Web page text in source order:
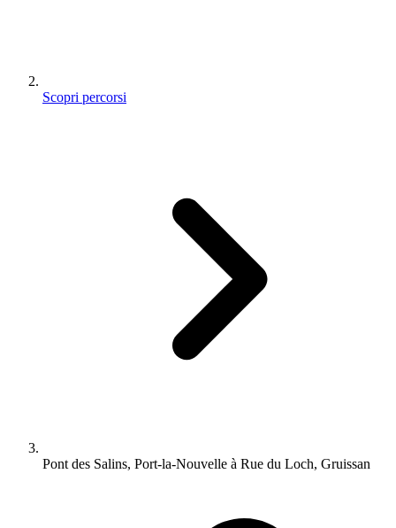
Scopri percorsi
Pont des Salins, Port-la-Nouvelle à Rue du Loch, Gruissan